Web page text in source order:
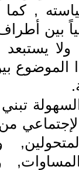
, كما
بين
الموضوع